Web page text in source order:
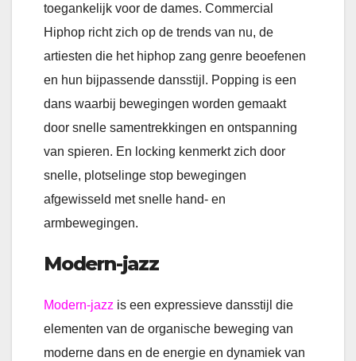
toegankelijk voor de dames. Commercial
Hiphop richt zich op de trends van nu, de
artiesten die het hiphop zang genre beoefenen
en hun bijpassende dansstijl. Popping is een
dans waarbij bewegingen worden gemaakt
door snelle samentrekkingen en ontspanning
van spieren. En locking kenmerkt zich door
snelle, plotselinge stop bewegingen
afgewisseld met snelle hand- en
armbewegingen.
Modern-jazz
Modern-jazz is een expressieve dansstijl die
elementen van de organische beweging van
moderne dans en de energie en dynamiek van